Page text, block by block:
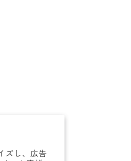
ズし、広告